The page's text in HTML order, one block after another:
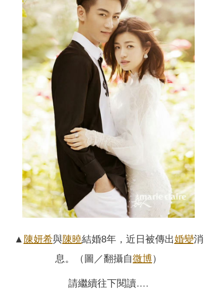
▲ 陳妍希與陳曉結婚8年，近日被傳出婚變消
息。（圖／翻攝自微博）
請繼續往下閱讀….